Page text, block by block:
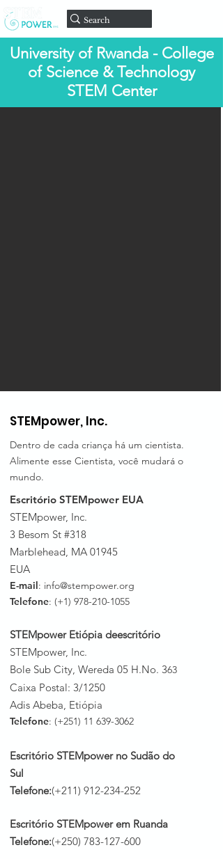
University of Rwanda - College
of Science & Technology
STEM Center
STEMpower, Inc.
Dentro de cada criança há um cientista.
Alimente esse Cientista, você mudará o
mundo.
Escritório STEMpower EUA
STEMpower, Inc.
3 Besom St #318
Marblehead, MA 01945
EUA
E-mail: info@stempower.org
Telefone: (+1) 978-210-1055
STEMpower Etiópia deescritório
STEMpower, Inc.
Bole Sub City, Wereda 05 H.No. 363
Caixa Postal: 3/1250
Adis Abeba, Etiópia
Telefone: (+251) 11 639-3062
Escritório STEMpower no Sudão do
Sul
Telefone:(+211) 912-234-252
Escritório STEMpower em Ruanda
Telefone:(+250) 783-127-600